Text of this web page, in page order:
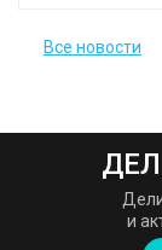
Все новости
и